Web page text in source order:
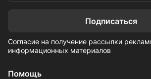
Подписаться
Согласие на получение рассылки
информационных материалов
Помощь